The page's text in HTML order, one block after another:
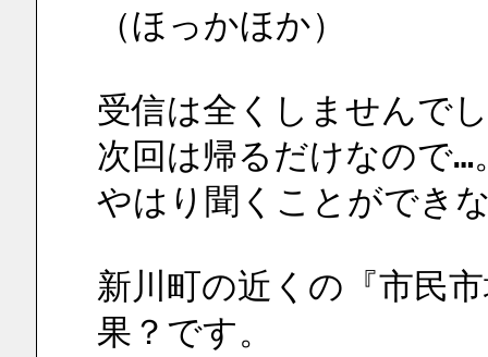
（ほっかほか）
受信は全くしませんで
次回は帰るだけなので…
やはり聞くことができ
新川町の近くの『市民
果？です。